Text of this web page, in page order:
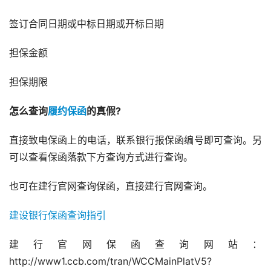
签订合同日期或中标日期或开标日期
担保金额
担保期限
怎么查询履约保函的真假?
直接致电保函上的电话，联系银行报保函编号即可查询。另
可以查看保函落款下方查询方式进行查询。
也可在建行官网查询保函，直接建行官网查询。
建设银行保函查询指引
建行官网保函查询网站：
http://www1.ccb.com/tran/WCCMainPlatV5?